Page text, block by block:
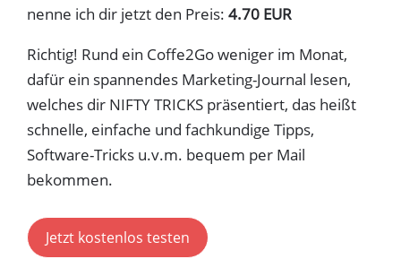
nenne ich dir jetzt den Preis: 4.70 EUR
Richtig! Rund ein Coffe2Go weniger im Monat,
dafür ein spannendes Marketing-Journal lesen,
welches dir NIFTY TRICKS präsentiert, das heißt
schnelle, einfache und fachkundige Tipps,
Software-Tricks u.v.m. bequem per Mail
bekommen.
Jetzt kostenlos testen